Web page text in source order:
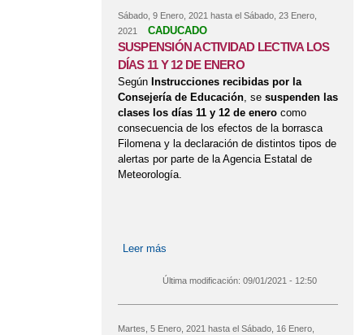
Sábado, 9 Enero, 2021 hasta el Sábado, 23 Enero,
2021
CADUCADO
SUSPENSIÓN ACTIVIDAD LECTIVA LOS
DÍAS 11 Y 12 DE ENERO
Según Instrucciones recibidas por la
Consejería de Educación, se suspenden las
clases los días 11 y 12 de enero como
consecuencia de los efectos de la borrasca
Filomena y la declaración de distintos tipos de
alertas por parte de la Agencia Estatal de
Meteorología.
Leer más
ENERO
Última modificación: 09/01/2021 - 12:50
Martes, 5 Enero, 2021 hasta el Sábado, 16 Enero,